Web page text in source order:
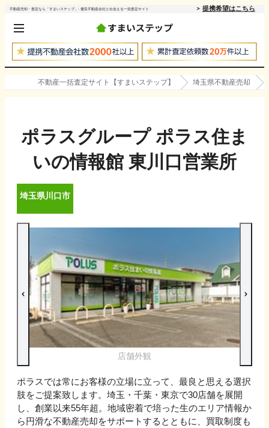
不動産売却・査定なら「すまいステップ」- 優良不動産会社と出会える一括査定サイト 提携希望はこちら
不動産一括査定サイト【すまいステップ】 埼玉県不動産売却
ポラスグループ ポラス住ま
いの情報館 東川口営業所
埼玉県川口市
店舗外観
ポラスでは常にお客様の立場に立って、最良と思える選択
肢をご提案致します。埼玉・千葉・東京で30店舗を展開
し、創業以来55年超。地域密着で培った生のエリア情報か
ら円滑な不動産売却をサポートするとともに、買取制度も